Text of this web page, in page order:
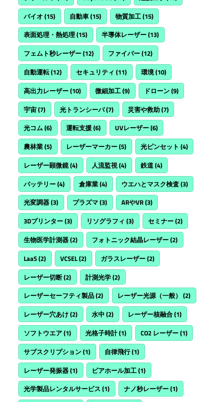
バイオ (15) 自動車(15) 物質加工(15)
表面処理・熱処理(15) 半導体レーザー(13)
フェムト秒レーザー(12) ファイバー(12)
自動運転(12) セキュリティ (11) 環境(10)
高出力レーザー(10) 微細加工(9) ドローン(9)
宇宙(7) 光トランシーバ(7) 災害や救助(7)
光コム(6) 運転支援(6) UVレーザー(6)
農林業(5) レーザーマーカー(5) 光ピンセット (4)
レーザー顕微鏡(4) 人流監視(4) 鉄道(4)
バッテリー(4) 倉庫業(4) ウエハとマスク検査(3)
光変調器(3) プラズマ(3) ARやVR(3)
3Dプリンター(3) リソグラフィ (3) セミナー(2)
生物医学計測器(2) フォトニック結晶レーザー(2)
LaaS(2) VCSEL(2) ガラスレーザー(2)
レーザー切断(2) 計測光学(2)
レーザーセーフティ製品(2) レーザー光源（一般） (2)
レーザー穴あけ(2) 水中 (2) レーザー核融合(1)
ソフトウエア(1) 光格子時計(1) CO2 レーザー(1)
サブスクリプション(1) 自律飛行(1)
レーザー発振器(1) ビアホール加工(1)
光学製品レンタルサービス (1) ナノ秒レーザー(1)